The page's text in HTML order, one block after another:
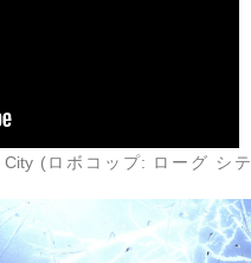
City (ロボコップ: ローグ シテ